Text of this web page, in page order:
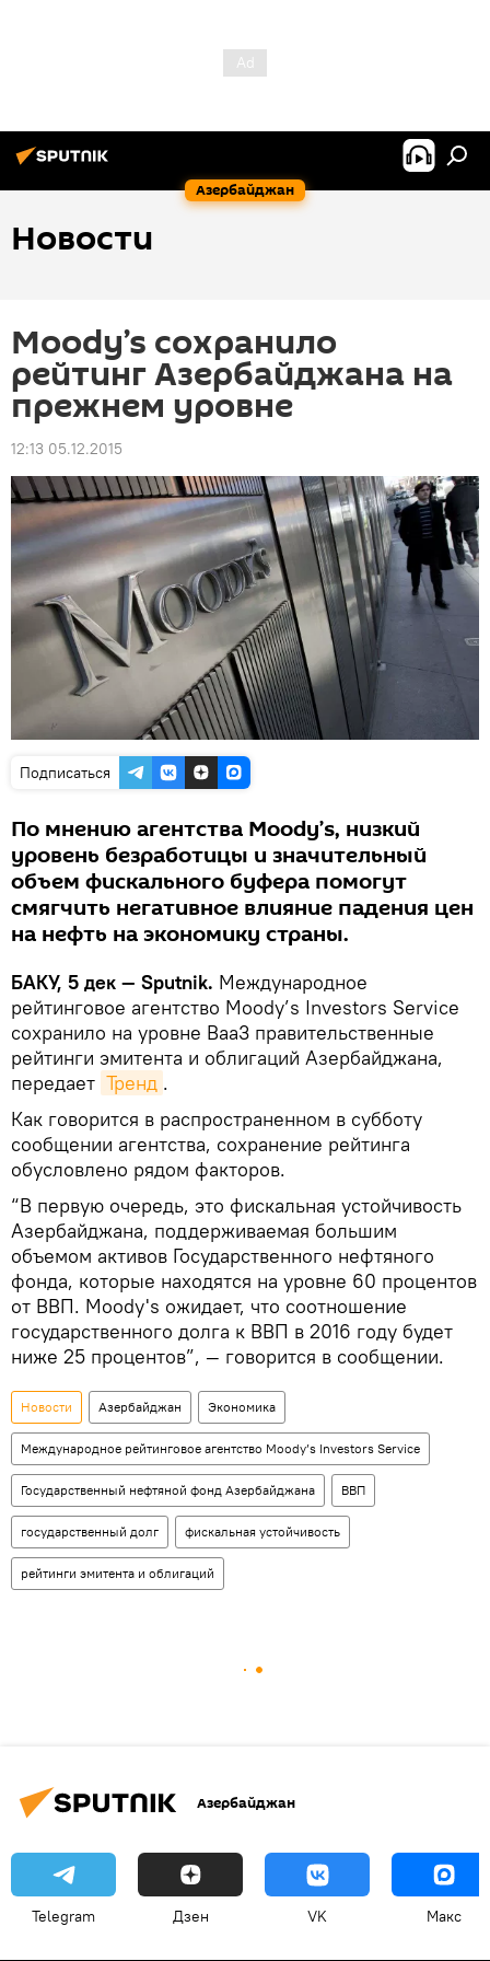
Азербайджан
Новости
Moody’s сохранило
рейтинг Азербайджана на
прежнем уровне
12:13 05.12.2015
Подписаться
По мнению агентства Moody’s, низкий
уровень безработицы и значительный
объем фискального буфера помогут
смягчить негативное влияние падения цен
на нефть на экономику страны.
БАКУ, 5 дек — Sputnik. Международное
рейтинговое агентство Moody’s Investors Service
сохранило на уровне Baa3 правительственные
рейтинги эмитента и облигаций Азербайджана,
передает Тренд .
Как говорится в распространенном в субботу
сообщении агентства, сохранение рейтинга
обусловлено рядом факторов.
“В первую очередь, это фискальная устойчивость
Азербайджана, поддерживаемая большим
объемом активов Государственного нефтяного
фонда, которые находятся на уровне 60 процентов
от ВВП. Moody's ожидает, что соотношение
государственного долга к ВВП в 2016 году будет
ниже 25 процентов”, — говорится в сообщении.
Новости Азербайджан Экономика
Международное рейтинговое агентство Moody’s Investors Service
Государственный нефтяной фонд Азербайджана ВВП
государственный долг фискальная устойчивость
рейтинги эмитента и облигаций
Азербайджан
Telegram Дзен VK Макс